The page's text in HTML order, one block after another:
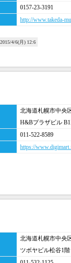
0157-23-3191
http://www.takeda-
2015/4/6(月) 12:6
北海道札幌市中央
H&Bプラザビル
011-522-8589
https://
北海道札幌市中央
ツボヤビル松谷1階